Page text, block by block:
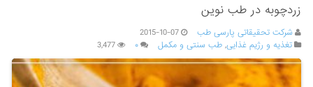
زردچوبه در طب نوین
شرکت تحقیقاتی پارسی طب
2015-10-07
تغذیه و رژیم غذایی,طب سنتی و مکمل ۰ 3,477